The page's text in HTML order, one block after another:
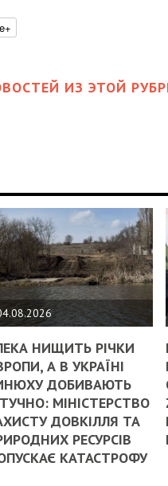
ИЗ ЭТОЙ
НИЩИТЬ РІЧКИ
А В УКРАЇНІ
ДОБИВАЮТЬ
МІНІСТЕРСТВО
ДОВКІЛЛЯ ТА
РЕСУРСІВ
КАТАСТРОФУ